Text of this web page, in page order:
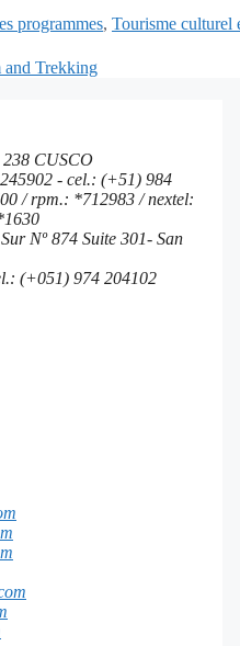
programmes, Tourisme culturel
and Trekking
238 CUSCO
- cel.: (+51) 984
/ rpm.: *712983 / nextel:
Nº 874 Suite 301- San
(+051) 974 204102